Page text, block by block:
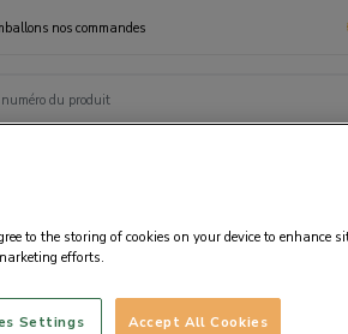
nos commandes
to the storing of cookies on your device to enhance
efforts.
Accept All Cookies
Settings